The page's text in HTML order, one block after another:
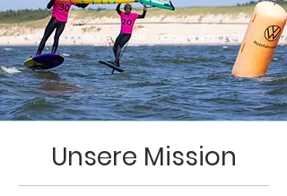
Unsere Mission